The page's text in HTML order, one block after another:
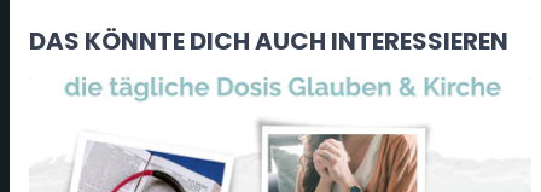
DAS KÖNNTE DICH AUCH INTERESSIEREN